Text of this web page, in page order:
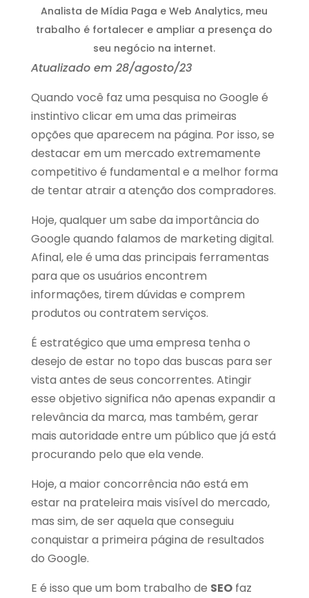
Analista de Mídia Paga e Web Analytics, meu
trabalho é fortalecer e ampliar a presença do
seu negócio na internet.
Atualizado em 28/agosto/23
Quando você faz uma pesquisa no Google é
instintivo clicar em uma das primeiras
opções que aparecem na página. Por isso, se
destacar em um mercado extremamente
competitivo é fundamental e a melhor forma
de tentar atrair a atenção dos compradores.
Hoje, qualquer um sabe da importância do
Google quando falamos de marketing digital.
Afinal, ele é uma das principais ferramentas
para que os usuários encontrem
informações, tirem dúvidas e comprem
produtos ou contratem serviços.
É estratégico que uma empresa tenha o
desejo de estar no topo das buscas para ser
vista antes de seus concorrentes. Atingir
esse objetivo significa não apenas expandir a
relevância da marca, mas também, gerar
mais autoridade entre um público que já está
procurando pelo que ela vende.
Hoje, a maior concorrência não está em
estar na prateleira mais visível do mercado,
mas sim, de ser aquela que conseguiu
conquistar a primeira página de resultados
do Google.
E é isso que um bom trabalho de SEOfaz